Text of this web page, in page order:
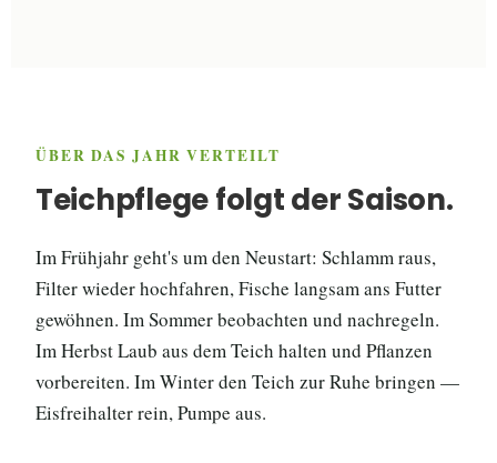
ÜBER DAS JAHR VERTEILT
Teichpflege folgt der Saison.
Im Frühjahr geht's um den Neustart: Schlamm raus,
Filter wieder hochfahren, Fische langsam ans Futter
gewöhnen. Im Sommer beobachten und nachregeln.
Im Herbst Laub aus dem Teich halten und Pflanzen
vorbereiten. Im Winter den Teich zur Ruhe bringen —
Eisfreihalter rein, Pumpe aus.